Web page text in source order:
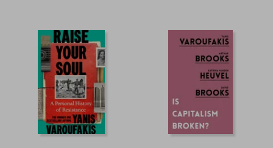
$ 26.34